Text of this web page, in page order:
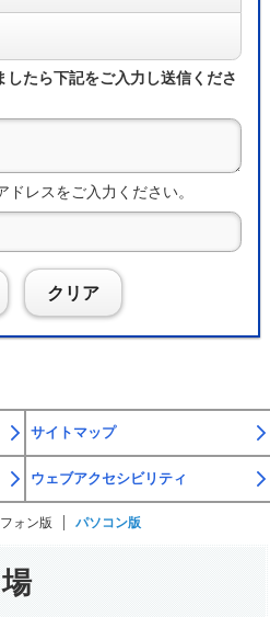
たら下記をご入力し送信くださ
ドレスをご入力ください。
クリア
サイトマップ
ウェブアクセシビリティ
ォン版 パソコン版